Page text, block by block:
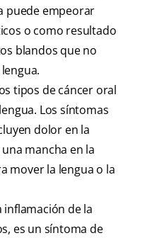
puede empeorar
o como resultado
blandos que no
tipos de cáncer oral
Los síntomas
dolor en la
mancha en la
mover la lengua o la
inflamación de la
es un síntoma de